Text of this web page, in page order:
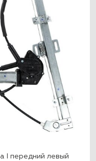
I передний левый